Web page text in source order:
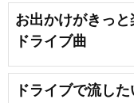
お出かけがきっ
ドライブ曲
ドライブで流し